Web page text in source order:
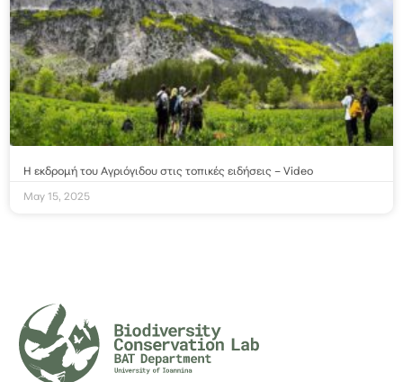
Η εκδρομή του Αγριόγιδου στις τοπικές ειδήσεις – Video
May 15, 2025